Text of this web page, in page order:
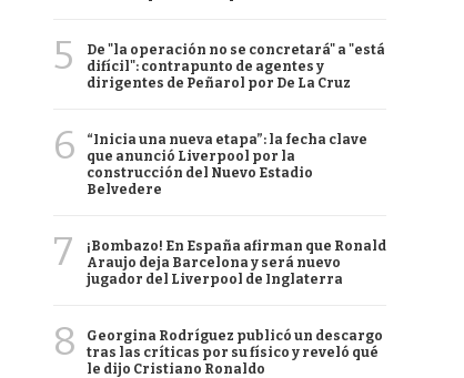
5
De "la operación no se concretará" a "está
difícil": contrapunto de agentes y
dirigentes de Peñarol por De La Cruz
6
“Inicia una nueva etapa”: la fecha clave
que anunció Liverpool por la
construcción del Nuevo Estadio
Belvedere
7
¡Bombazo! En España afirman que Ronald
Araujo deja Barcelona y será nuevo
jugador del Liverpool de Inglaterra
8
Georgina Rodríguez publicó un descargo
tras las críticas por su físico y reveló qué
le dijo Cristiano Ronaldo